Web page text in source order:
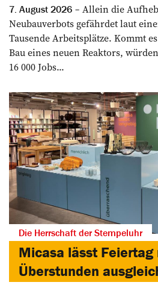
7. August 2026
Allein die
Neubauverbots gefährdet laut
Tausende Arbeitsplätze. Kommt
Bau eines neuen Reaktors,
16 000 Jobs...
Die Herrschaft der Stempeluhr
Micasa lässt Feiertag
Überstunden